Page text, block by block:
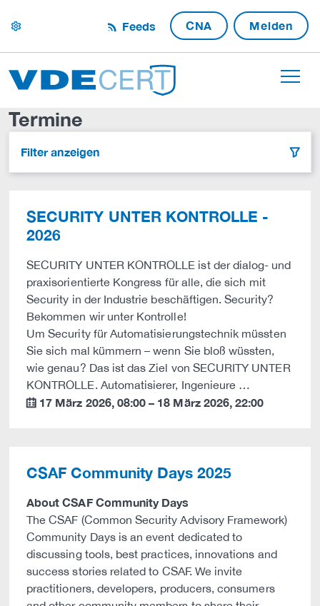
settings Feeds CNA Melden
Termine
Filter anzeigen filter
SECURITY UNTER KONTROLLE -
2026
SECURITY UNTER KONTROLLE ist der dialog- und
praxisorientierte Kongress für alle, die sich mit
Security in der Industrie beschäftigen. Security?
Bekommen wir unter Kontrolle!
Um Security für Automatisierungstechnik müssten
Sie sich mal kümmern – wenn Sie bloß wüssten,
wie genau? Das ist das Ziel von SECURITY UNTER
KONTROLLE. Automatisierer, Ingenieure …
calendar 17 März 2026, 08:00 – 18 März 2026,22:00
CSAF Community Days 2025
About CSAF Community Days
The CSAF (Common Security Advisory Framework)
Community Days is an event dedicated to
discussing tools, best practices, innovations and
success stories related to CSAF. We invite
practitioners, developers, producers, consumers